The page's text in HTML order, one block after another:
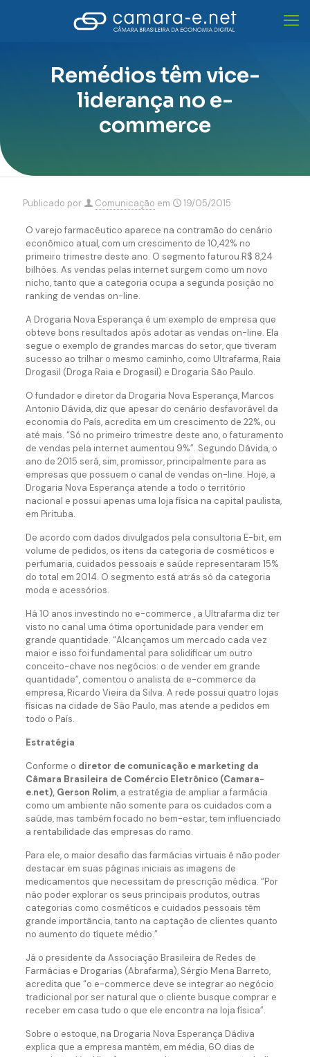
Remédios têm vice-
liderança no e-
commerce
Publicado por Comunicação em 19/05/2015
O varejo farmacêutico aparece na contramão do cenário
econômico atual, com um crescimento de 10,42% no
primeiro trimestre deste ano. O segmento faturou R$ 8,24
bilhões. As vendas pelas internet surgem como um novo
nicho, tanto que a categoria ocupa a segunda posição no
ranking de vendas on-line.
A Drogaria Nova Esperança é um exemplo de empresa que
obteve bons resultados após adotar as vendas on-line. Ela
segue o exemplo de grandes marcas do setor, que tiveram
sucesso ao trilhar o mesmo caminho, como Ultrafarma, Raia
Drogasil (Droga Raia e Drogasil) e Drogaria São Paulo.
O fundador e diretor da Drogaria Nova Esperança, Marcos
Antonio Dávida, diz que apesar do cenário desfavorável da
economia do País, acredita em um crescimento de 22%, ou
até mais. “Só no primeiro trimestre deste ano, o faturamento
de vendas pela internet aumentou 9%”. Segundo Dávida, o
ano de 2015 será, sim, promissor, principalmente para as
empresas que possuem o canal de vendas on-line. Hoje, a
Drogaria Nova Esperança atende a todo o território
nacional e possui apenas uma loja física na capital paulista,
em Pirituba.
De acordo com dados divulgados pela consultoria E-bit, em
volume de pedidos, os itens da categoria de cosméticos e
perfumaria, cuidados pessoais e saúde representaram 15%
do total em 2014. O segmento está atrás só da categoria
moda e acessórios.
Há 10 anos investindo no e-commerce , a Ultrafarma diz ter
visto no canal uma ótima oportunidade para vender em
grande quantidade. “Alcançamos um mercado cada vez
maior e isso foi fundamental para solidificar um outro
conceito-chave nos negócios: o de vender em grande
quantidade”, comentou o analista de e-commerce da
empresa, Ricardo Vieira da Silva. A rede possui quatro lojas
físicas na cidade de São Paulo, mas atende a pedidos em
todo o País.
Estratégia
Conforme o diretor de comunicação e marketing da
Câmara Brasileira de Comércio Eletrônico (Camara-
e.net), Gerson Rolim, a estratégia de ampliar a farmácia
como um ambiente não somente para os cuidados com a
saúde, mas também focado no bem-estar, tem influenciado
a rentabilidade das empresas do ramo.
Para ele, o maior desafio das farmácias virtuais é não poder
destacar em suas páginas iniciais as imagens de
medicamentos que necessitam de prescrição médica. “Por
não poder explorar os seus principais produtos, outras
categorias como cosméticos e cuidados pessoais têm
grande importância, tanto na captação de clientes quanto
no aumento do tíquete médio.”
Já o presidente da Associação Brasileira de Redes de
Farmácias e Drogarias (Abrafarma), Sérgio Mena Barreto,
acredita que “o e-commerce deve se integrar ao negócio
tradicional por ser natural que o cliente busque comprar e
receber em casa tudo o que ele encontra na loja física”.
Sobre o estoque, na Drogaria Nova Esperança Dádiva
explica que a empresa mantém, em média, 60 dias de